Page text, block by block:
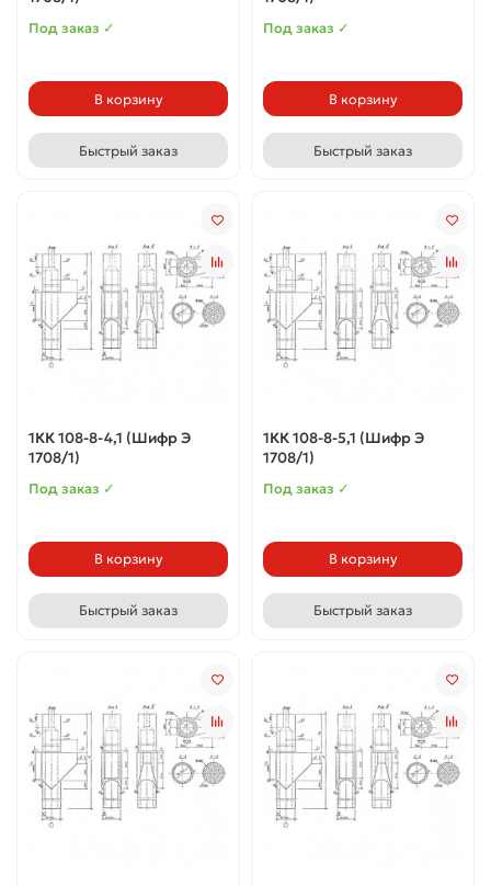
Под заказ ✓
В корзину
Быстрый заказ
Под заказ ✓
В корзину
Быстрый заказ
1КК 108-8-4,1 (Шифр Э
1708/1)
Под заказ ✓
В корзину
Быстрый заказ
1КК 108-8-5,1 (Шифр Э
1708/1)
Под заказ ✓
В корзину
Быстрый заказ